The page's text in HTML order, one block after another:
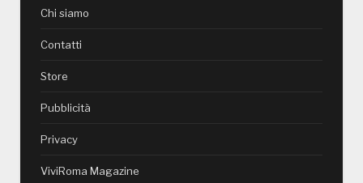
Chi siamo
Contatti
Store
Pubblicità
Privacy
ViviRoma Magazine